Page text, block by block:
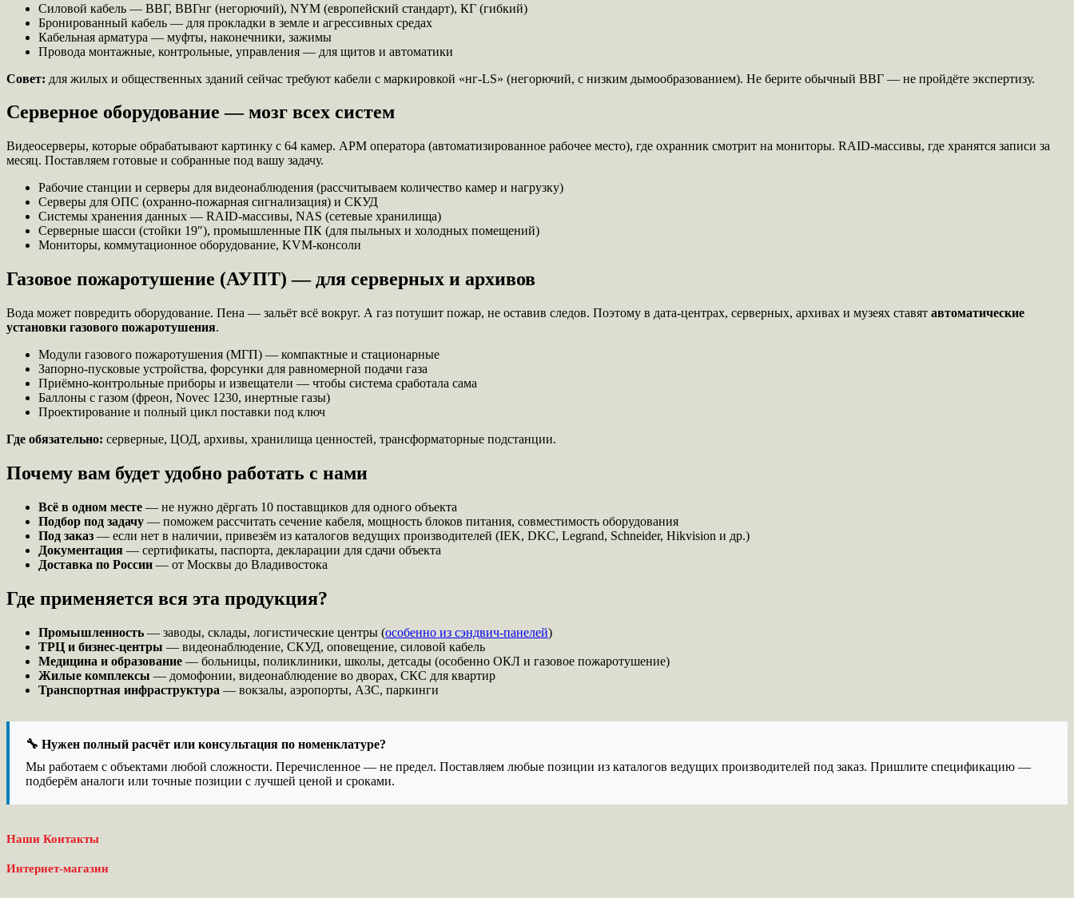
Силовой кабель — ВВГ, ВВГнг (негорючий), NYM (европейский стандарт), КГ (гибкий)
Бронированный кабель — для прокладки в земле и агрессивных средах
Кабельная арматура — муфты, наконечники, зажимы
Провода монтажные, контрольные, управления — для щитов и автоматики
Совет: для жилых и общественных зданий сейчас требуют кабели с маркировкой «нг-LS» (негорючий, с низким дымообразованием). Не берите обычный ВВГ — не пройдёте экспертизу.
Серверное оборудование — мозг всех систем
Видеосерверы, которые обрабатывают картинку с 64 камер. АРМ оператора (автоматизированное рабочее место), где охранник смотрит на мониторы. RAID-массивы, где хранятся записи за
месяц. Поставляем готовые и собранные под вашу задачу.
Рабочие станции и серверы для видеонаблюдения (рассчитываем количество камер и нагрузку)
Серверы для ОПС (охранно-пожарная сигнализация) и СКУД
Системы хранения данных — RAID-массивы, NAS (сетевые хранилища)
Серверные шасси (стойки 19″), промышленные ПК (для пыльных и холодных помещений)
Мониторы, коммутационное оборудование, KVM-консоли
Газовое пожаротушение (АУПТ) — для серверных и архивов
Вода может повредить оборудование. Пена — зальёт всё вокруг. А газ потушит пожар, не оставив следов. Поэтому в дата-центрах, серверных, архивах и музеях ставят автоматические
установки газового пожаротушения.
Модули газового пожаротушения (МГП) — компактные и стационарные
Запорно-пусковые устройства, форсунки для равномерной подачи газа
Приёмно-контрольные приборы и извещатели — чтобы система сработала сама
Баллоны с газом (фреон, Novec 1230, инертные газы)
Проектирование и полный цикл поставки под ключ
Где обязательно: серверные, ЦОД, архивы, хранилища ценностей, трансформаторные подстанции.
Почему вам будет удобно работать с нами
Всё в одном месте — не нужно дёргать 10 поставщиков для одного объекта
Подбор под задачу — поможем рассчитать сечение кабеля, мощность блоков питания, совместимость оборудования
Под заказ — если нет в наличии, привезём из каталогов ведущих производителей (IEK, DKC, Legrand, Schneider, Hikvision и др.)
Документация — сертификаты, паспорта, декларации для сдачи объекта
Доставка по России — от Москвы до Владивостока
Где применяется вся эта продукция?
Промышленность — заводы, склады, логистические центры (особенно из сэндвич-панелей)
ТРЦ и бизнес-центры — видеонаблюдение, СКУД, оповещение, силовой кабель
Медицина и образование — больницы, поликлиники, школы, детсады (особенно ОКЛ и газовое пожаротушение)
Жилые комплексы — домофонии, видеонаблюдение во дворах, СКС для квартир
Транспортная инфраструктура — вокзалы, аэропорты, АЗС, паркинги
🔧 Нужен полный расчёт или консультация по номенклатуре?
Мы работаем с объектами любой сложности. Перечисленное — не предел. Поставляем любые позиции из каталогов ведущих производителей под заказ. Пришлите спецификацию —
подберём аналоги или точные позиции с лучшей ценой и сроками.
Наши Контакты
Интернет-магазин